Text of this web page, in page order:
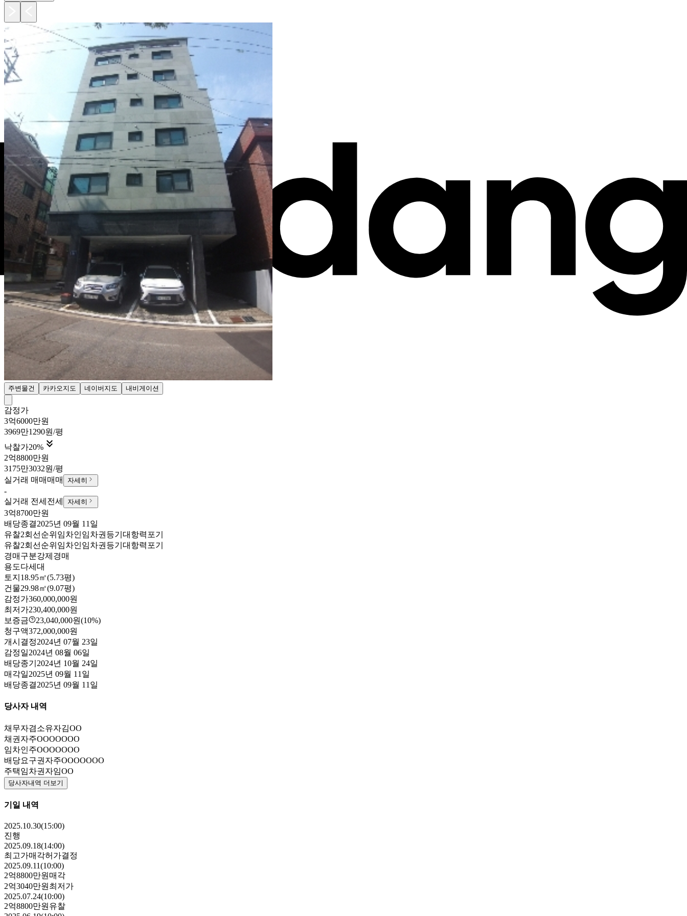
주변물건 카카오지도 네이버지도 내비게이션
감정가
3억6000만원
3969만1290원/평
낙찰가20% 
2억8800만원
3175만3032원/평
실거래 매매 매매 자세히
-
실거래 전세 전세 자세히
3억8700만원
배당종결2025년 09월 11일
유찰2회 선순위임차인임차권등기 대항력포기
유찰2회 선순위임차인임차권등기 대항력포기
경매구분강제경매
용도다세대
토지 18.95㎡(5.73평)
건물29.98㎡(9.07평)
감정가360,000,000원
최저가230,400,000원
보증금
23,040,000원(10%)
청구액372,000,000원
개시결정2024년 07월 23일
감정일2024년 08월 06일
배당종기 2024년 10월 24일
매각일2025년 09월 11일
배당종결2025년 09월 11일
당사자 내역
채무자겸소유자김OO
채권자주OOOOOOO
임차인주OOOOOOO
배당요구권자주OOOOOOO
주택임차권자임OO
당사자내역 더보기
기일 내역
2025.10.30(15:00)
진행
2025.09.18(14:00)
최고가매각허가결정
2025.09.11(10:00)
2억8800만원 매각
2억3040만원 최저가
2025.07.24(10:00)
2억8800만원 유찰